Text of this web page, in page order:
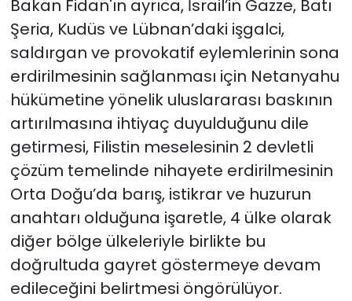
Bakan Fidan'ın ayrıca, İsrail’in Gazze, Batı
Şeria, Kudüs ve Lübnan’daki işgalci,
saldırgan ve provokatif eylemlerinin sona
erdirilmesinin sağlanması için Netanyahu
hükümetine yönelik uluslararası baskının
artırılmasına ihtiyaç duyulduğunu dile
getirmesi, Filistin meselesinin 2 devletli
çözüm temelinde nihayete erdirilmesinin
Orta Doğu’da barış, istikrar ve huzurun
anahtarı olduğuna işaretle, 4 ülke olarak
diğer bölge ülkeleriyle birlikte bu
doğrultuda gayret göstermeye devam
edileceğini belirtmesi öngörülüyor.